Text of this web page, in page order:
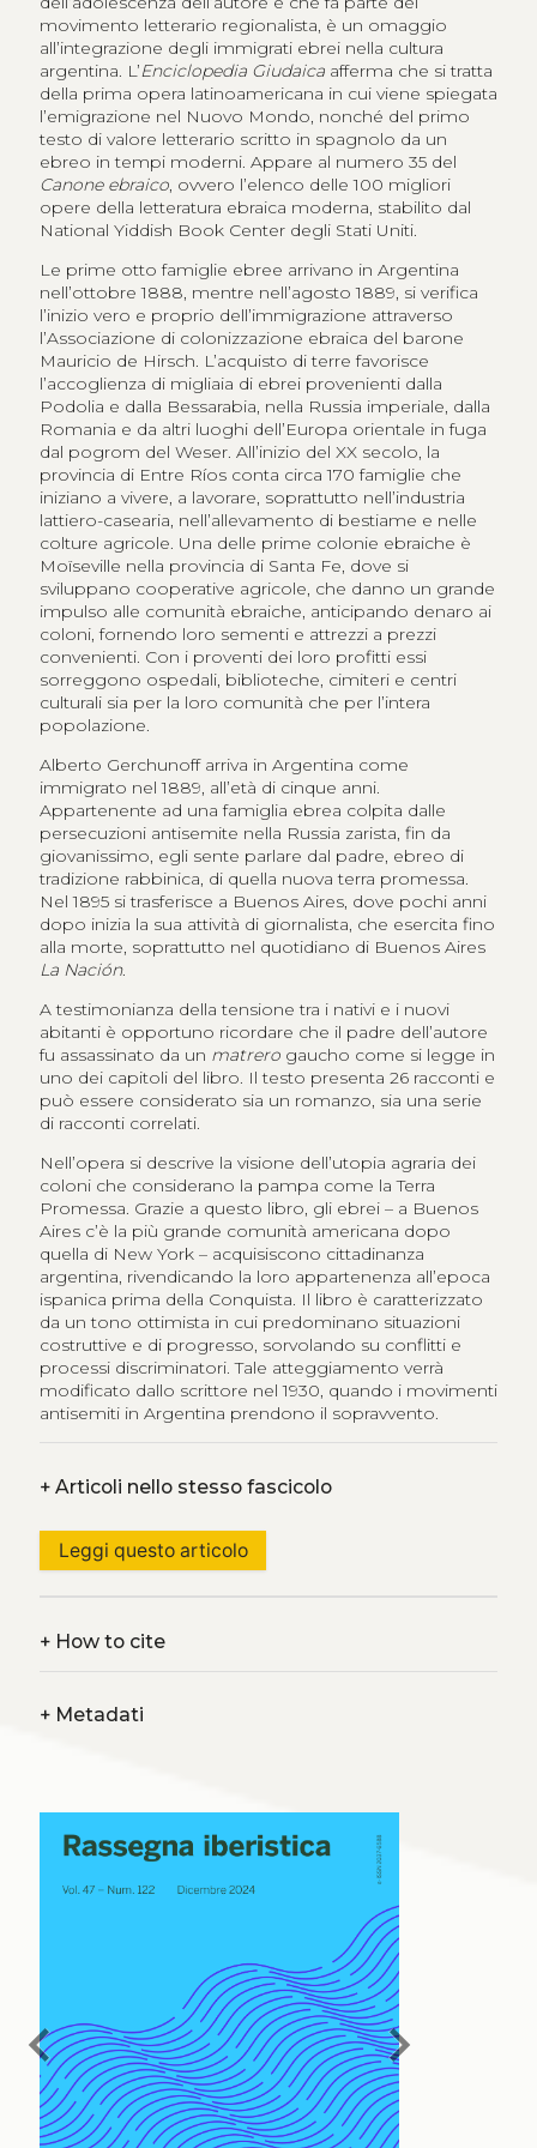
movimento letterario regionalista, è un omaggio
all’integrazione degli immigrati ebrei nella cultura
argentina. L’Enciclopedia Giudaicaafferma che si tratta
della prima opera latinoamericana in cui viene spiegata
l’emigrazione nel Nuovo Mondo, nonché del primo
testo di valore letterario scritto in spagnolo da un
ebreo in tempi moderni. Appare al numero 35 del
Canone ebraico, ovvero l’elenco delle 100 migliori
opere della letteratura ebraica moderna, stabilito dal
National Yiddish Book Center degli Stati Uniti.
Le prime otto famiglie ebree arrivano in Argentina
nell’ottobre 1888, mentre nell’agosto 1889, si verifica
l’inizio vero e proprio dell’immigrazione attraverso
l’Associazione di colonizzazione ebraica del barone
Mauricio de Hirsch. L’acquisto di terre favorisce
l’accoglienza di migliaia di ebrei provenienti dalla
Podolia e dalla Bessarabia, nella Russia imperiale, dalla
Romania e da altri luoghi dell’Europa orientale in fuga
dal pogrom del Weser. All’inizio del XX secolo, la
provincia di Entre Ríos conta circa 170 famiglie che
iniziano a vivere, a lavorare, soprattutto nell’industria
lattiero-casearia, nell’allevamento di bestiame e nelle
colture agricole. Una delle prime colonie ebraiche è
Moïseville nella provincia di Santa Fe, dove si
sviluppano cooperative agricole, che danno un grande
impulso alle comunità ebraiche, anticipando denaro ai
coloni, fornendo loro sementi e attrezzi a prezzi
convenienti. Con i proventi dei loro profitti essi
sorreggono ospedali, biblioteche, cimiteri e centri
culturali sia per la loro comunità che per l’intera
popolazione.
Alberto Gerchunoff arriva in Argentina come
immigrato nel 1889, all’età di cinque anni.
Appartenente ad una famiglia ebrea colpita dalle
persecuzioni antisemite nella Russia zarista, fin da
giovanissimo, egli sente parlare dal padre, ebreo di
tradizione rabbinica, di quella nuova terra promessa.
Nel 1895 si trasferisce a Buenos Aires, dove pochi anni
dopo inizia la sua attività di giornalista, che esercita fino
alla morte, soprattutto nel quotidiano di Buenos Aires
La Nación.
A testimonianza della tensione tra i nativi e i nuovi
abitanti è opportuno ricordare che il padre dell’autore
fu assassinato da un matrero gaucho come si legge in
uno dei capitoli del libro. Il testo presenta 26 racconti e
può essere considerato sia un romanzo, sia una serie
di racconti correlati.
Nell’opera si descrive la visione dell’utopia agraria dei
coloni che considerano la pampa come la Terra
Promessa. Grazie a questo libro, gli ebrei – a Buenos
Aires c’è la più grande comunità americana dopo
quella di New York – acquisiscono cittadinanza
argentina, rivendicando la loro appartenenza all’epoca
ispanica prima della Conquista. Il libro è caratterizzato
da un tono ottimista in cui predominano situazioni
costruttive e di progresso, sorvolando su conflitti e
processi discriminatori. Tale atteggiamento verrà
modificato dallo scrittore nel 1930, quando i movimenti
antisemiti in Argentina prendono il sopravvento.
+Articoli nello stesso fascicolo
Leggi questo articolo
+How to cite
+Metadati
chevron_left chevron_right